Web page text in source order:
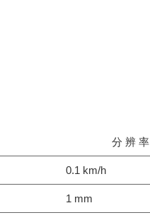
分 辨 率
0.1 km/h
1 mm